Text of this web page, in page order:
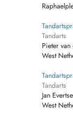
Tandarts
Pieter
West
Tandarts
Jan
West